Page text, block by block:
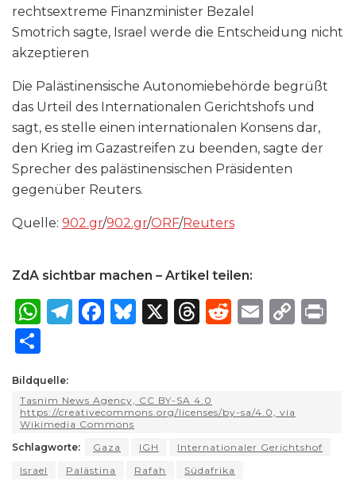
rechtsextreme Finanzminister Bezalel
Smotrich sagte, Israel werde die Entscheidung nicht
akzeptieren
Die Palästinensische Autonomiebehörde begrüßt
das Urteil des Internationalen Gerichtshofs und
sagt, es stelle einen internationalen Konsens dar,
den Krieg im Gazastreifen zu beenden, sagte der
Sprecher des palästinensischen Präsidenten
gegenüber Reuters.
Quelle: 902​.gr/902​.gr/ORF/Reuters
ZdA sichtbar machen – Artikel teilen:
W
ts
A
p
p
T
ra
m
F
b
o
o
B
k
y
X
T
d
s
R
t
E
C
Li
n
ar
e
Bildquelle:
Tasnim News Agency, CC BY-SA 4.0
https://creativecommons.org/licenses/by-sa/4.0, via
Wikimedia Commons
Schlagworte:
Gaza IGH
Internationaler Gerichtshof
Israel
Palästina Rafah Südafrika